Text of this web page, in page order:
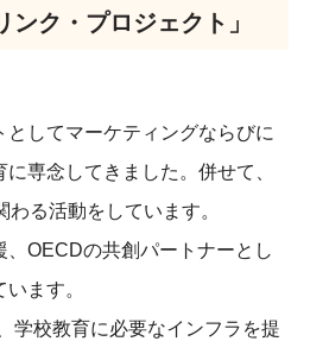
ンク・プロジェクト」
してマーケティングならびに
専念してきました。併せて、
る活動をしています。
OECDの共創パートナーとし
ます。
学校教育に必要なインフラを提